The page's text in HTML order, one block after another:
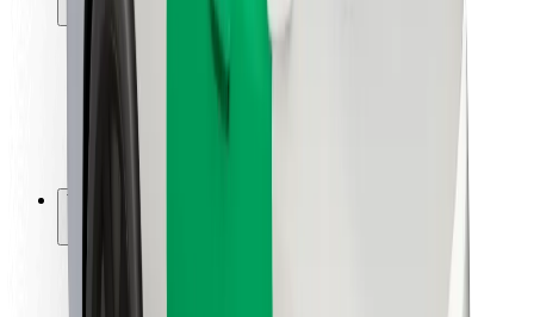
Sijainnit
Kaupunkiratkaisut
Tuki
Matkustajille
Kuljettajille